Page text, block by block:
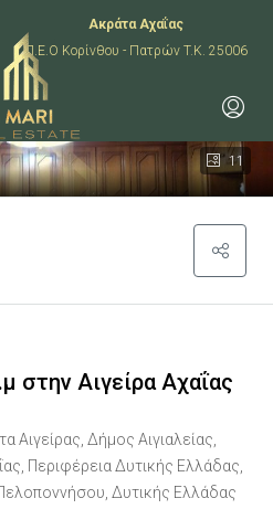
Ακράτα Αχαΐας
Π.Ε.Ο Κορίνθου - Πατρών T.K. 25006
11
στην Αιγείρα Αχαΐας
Αιγείρας, Δήμος Αιγιαλείας,
Περιφέρεια Δυτικής Ελλάδας,
Δυτικής Ελλάδας